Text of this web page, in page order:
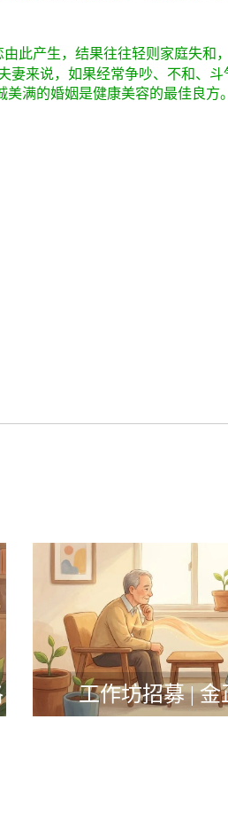
此产生，结果往往轻则家庭失和，
妻来说，如果经常争吵、不和、
满的婚姻是健康美容的最佳良方。
工作坊招募 |